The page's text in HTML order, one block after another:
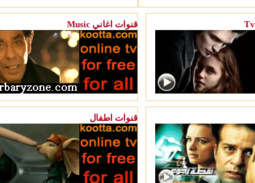
Music قنوات اغاني
قنوات اطفال